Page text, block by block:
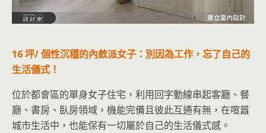
16 坪/ 個性沉穩的內斂派女子：別因為工作，忘了自己的
生活儀式！
位於都會區的單身女子住宅，利用回字動線串起客廳、餐
廳、書房、臥房領域，機能完備且彼此互通有無，在喧囂
城市生活中，也能保有一切屬於自己的生活儀式感。